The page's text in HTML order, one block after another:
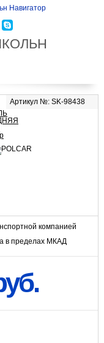
Навигатор
Артикул №: SK-98438
компанией
в пределах МКАД